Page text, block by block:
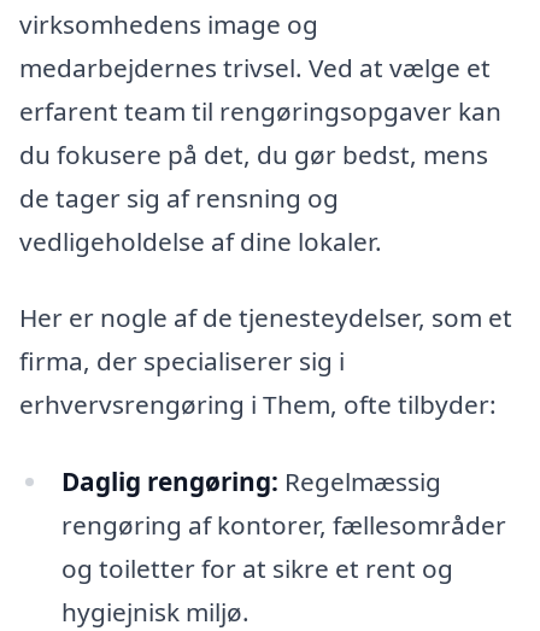
virksomhedens image og
medarbejdernes trivsel. Ved at vælge et
erfarent team til rengøringsopgaver kan
du fokusere på det, du gør bedst, mens
de tager sig af rensning og
vedligeholdelse af dine lokaler.
Her er nogle af de tjenesteydelser, som et
firma, der specialiserer sig i
erhvervsrengøring i Them, ofte tilbyder:
Daglig rengøring: Regelmæssig
rengøring af kontorer, fællesområder
og toiletter for at sikre et rent og
hygiejnisk miljø.